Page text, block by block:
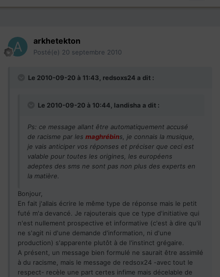
arkhetekton
Posté(e) 20 septembre 2010
Le 2010-09-20 à 11:43, redsoxs24 a dit :
Le 2010-09-20 à 10:44, landisha a dit :
Ps: ce message allant être automatiquement accusé
de racisme par les maghrébins, je connais la musique,
je vais anticiper vos réponses et préciser que ceci est
valable pour toutes les origines, les européens
adeptes des sms ne sont pas non plus des experts en
la matière.
Bonjour,
En fait j'allais écrire le même type de réponse mais le petit
futé m'a devancé. Je rajouterais que ce type d'initiative qui
n'est nullement prospective et informative (c'est à dire qu'il
ne s'agit ni d'une demande d'information, ni d'une
production) s'apparente plutôt à de l'instinct grégaire.
A présent, un message bien formulé ne saurait être assimilé
à du racisme, mais le message de redsox24 -avec tout le
respect- recèle une part certes infime mais décelable de